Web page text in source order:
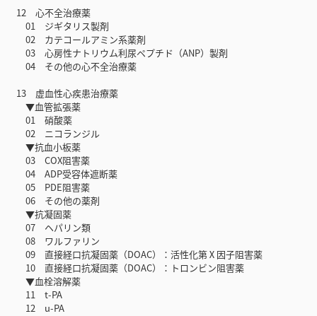
12 心不全治療薬
01 ジギタリス製剤
02 カテコールアミン系薬剤
03 心房性ナトリウム利尿ペプチド（ANP）製剤
04 その他の心不全治療薬
13 虚血性心疾患治療薬
▼血管拡張薬
01 硝酸薬
02 ニコランジル
▼抗血小板薬
03 COX阻害薬
04 ADP受容体遮断薬
05 PDE阻害薬
06 その他の薬剤
▼抗凝固薬
07 ヘパリン類
08 ワルファリン
09 直接経口抗凝固薬（DOAC）：活性化第Ⅹ因子阻害薬
10 直接経口抗凝固薬（DOAC）：トロンビン阻害薬
▼血栓溶解薬
11 t-PA
12 u-PA